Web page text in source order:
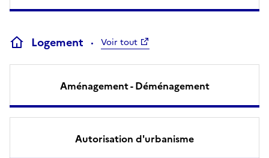
Logement Voir tout
Aménagement - Déménagement
Autorisation d'urbanisme